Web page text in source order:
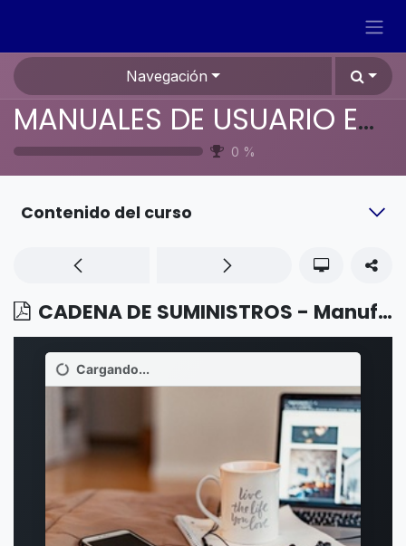
Navegación
MANUALES DE USUARIO EN ESPAÑOL ODOO 19
0 %
Contenido del curso
CADENA DE SUMINISTROS - Manufactura - Enviar al subcontratista